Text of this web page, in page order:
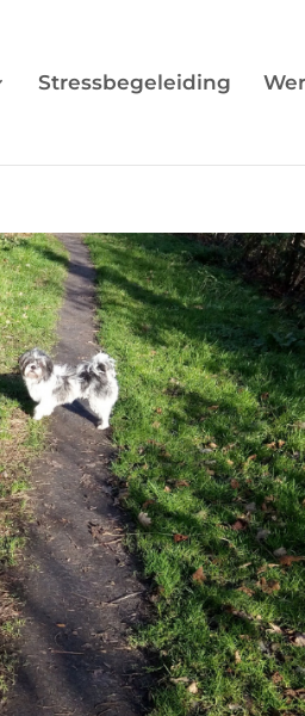
Stressbegeleiding